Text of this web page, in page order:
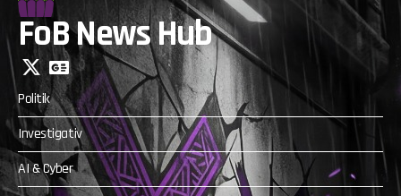
FoB News Hub
Politik
Investigativ
AI & Cyber